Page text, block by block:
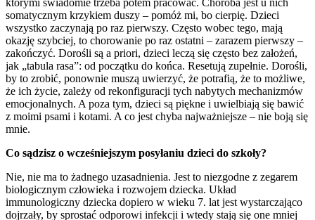
somatycznym krzykiem duszy – pomóż mi, bo cierpię. Dzieci
wszystko zaczynają po raz pierwszy. Często wobec tego, mają
okazję szybciej, to chorowanie po raz ostatni – zarazem pierwszy –
zakończyć. Dorośli są a priori, dzieci leczą się często bez założeń,
jak „tabula rasa”: od początku do końca. Resetują zupełnie. Dorośli,
by to zrobić, ponownie muszą uwierzyć, że potrafią, że to możliwe,
że ich życie, zależy od rekonfiguracji tych nabytych mechanizmów
emocjonalnych. A poza tym, dzieci są piękne i uwielbiają się bawić
z moimi psami i kotami. A co jest chyba najważniejsze – nie boją się
mnie.
Co sądzisz o wcześniejszym posyłaniu dzieci do szkoły?
Nie, nie ma to żadnego uzasadnienia. Jest to niezgodne z zegarem
biologicznym człowieka i rozwojem dziecka. Układ
immunologiczny dziecka dopiero w wieku 7. lat jest wystarczająco
dojrzały, by sprostać odporowi infekcji i wtedy stają się one mniej